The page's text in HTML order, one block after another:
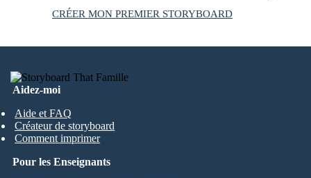
CRÉER MON PREMIER STORYBOARD
Aidez-moi
Aide et FAQ
Créateur de storyboard
Comment imprimer
Pour les Enseignants